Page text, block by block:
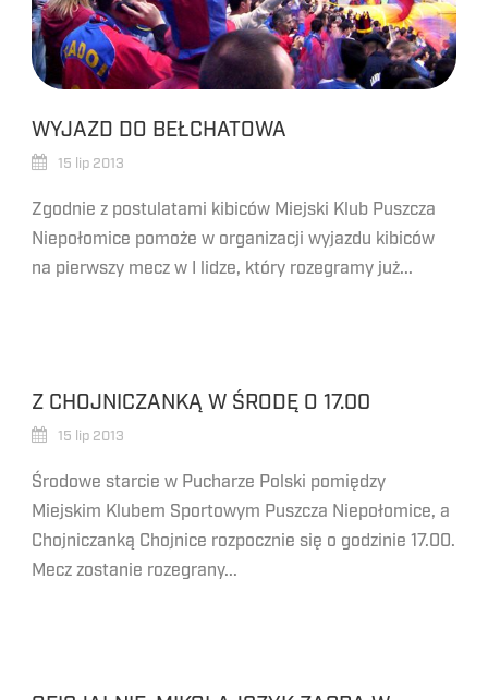
WYJAZD DO BEŁCHATOWA
15 lip 2013
Zgodnie z postulatami kibiców Miejski Klub Puszcza
Niepołomice pomoże w organizacji wyjazdu kibiców
na pierwszy mecz w I lidze, który rozegramy już...
Z CHOJNICZANKĄ W ŚRODĘ O 17.00
15 lip 2013
Środowe starcie w Pucharze Polski pomiędzy
Miejskim Klubem Sportowym Puszcza Niepołomice, a
Chojniczanką Chojnice rozpocznie się o godzinie 17.00.
Mecz zostanie rozegrany...